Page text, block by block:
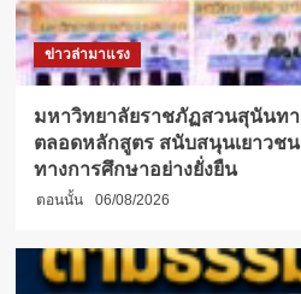
ข่าวล่ามาแรง
มหาวิทยาลัยราชภัฏสวนสุนันท
ตลอดหลักสูตร สนับสนุนเยาวชน
ทางการศึกษาอย่างยั่งยืน
ตอนนั้น 06/08/2026